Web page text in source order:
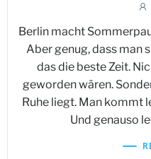
Berlin macht
Aber genug, dass man
das die beste Zeit.
geworden wären.
Ruhe liegt. Man kommt
Und genauso